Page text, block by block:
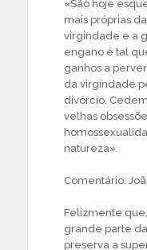
«São hoje
mais próprias
virgindade e a
engano é tal
ganhos a
da virgindade
divórcio.
velhas
natureza».
Comentário:
Felizmente
grande parte
preserva a